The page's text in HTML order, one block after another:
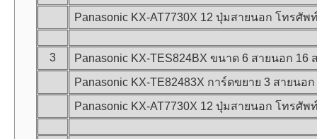
Panasonic KX-AT7730X 12 ปุ่มสายนอก โทรศัพ
3
Panasonic KX-TES824BX ขนาด 6 สายนอก 16
Panasonic KX-TE82483X การ์ดขยาย 3 สายนอ
Panasonic KX-AT7730X 12 ปุ่มสายนอก โทรศัพ